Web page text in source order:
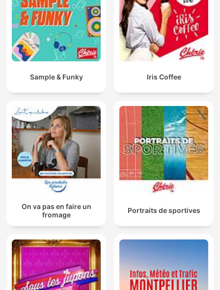
Sample & Funky Iris Coffee
On va pas en faire un
fromage
Portraits de sportives